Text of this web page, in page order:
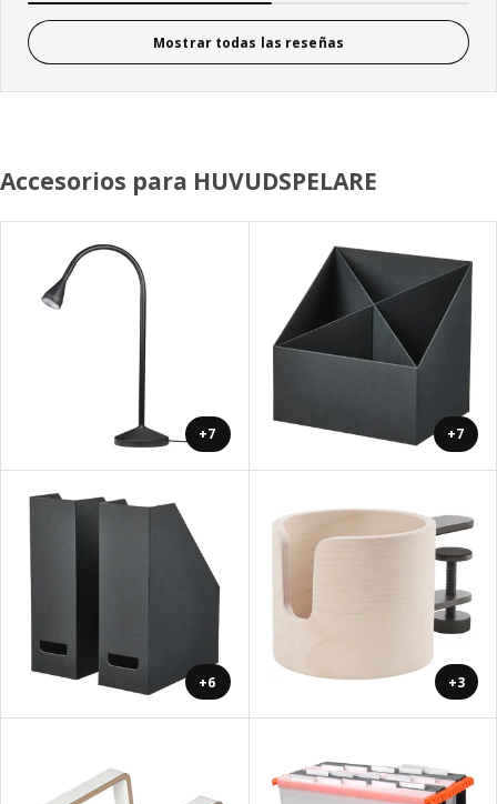
Mostrar todas las reseñas
Accesorios para HUVUDSPELARE
+7 +7
+6 +3